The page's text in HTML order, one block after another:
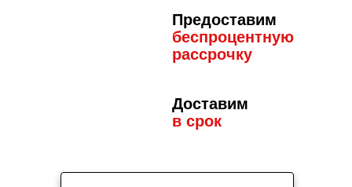
Предоставим
беспроцентную
рассрочку
Доставим
в срок